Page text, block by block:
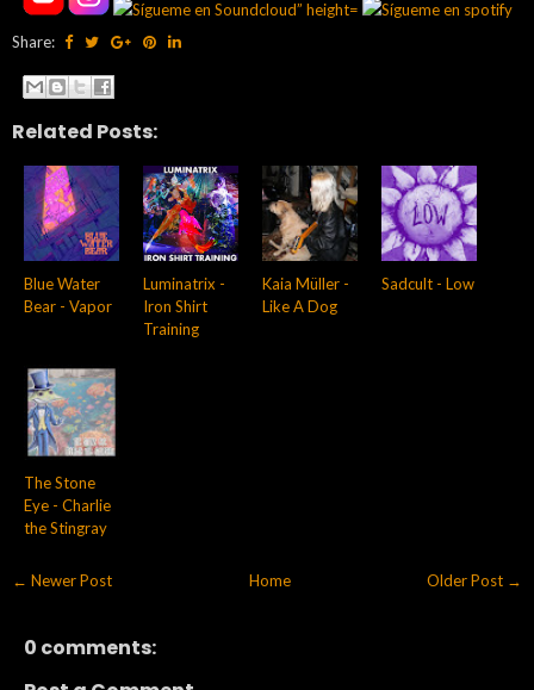
Share:
Related Posts:
Blue Water
Bear - Vapor
Luminatrix -
Iron Shirt
Training
Kaia Müller -
Like A Dog
Sadcult - Low
The Stone
Eye - Charlie
the Stingray
← Newer Post Older Post →
Home
0 comments: